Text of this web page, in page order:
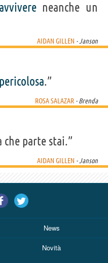
neanche un
AIDAN GILLEN - Janson
pericolosa.”
ROSA SALAZAR - Brenda
che parte stai.”
AIDAN GILLEN - Janson
News
Novità